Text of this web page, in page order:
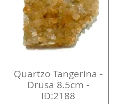
Quartzo Tangerina -
Drusa 8.5cm -
ID:2188